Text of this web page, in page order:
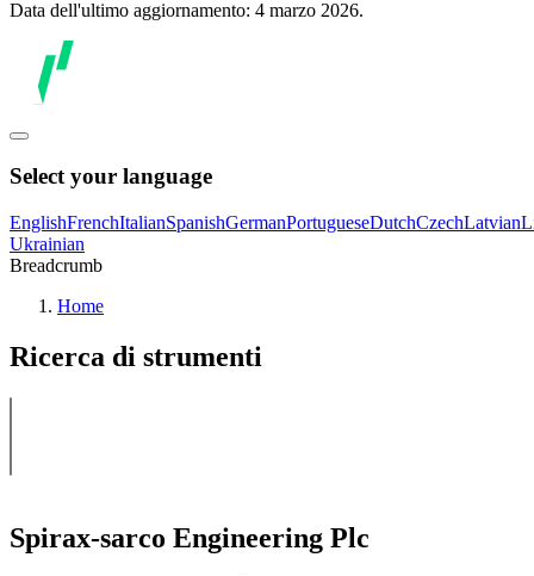
Data dell'ultimo aggiornamento: 4 marzo 2026.
Select your language
EnglishFrenchItalianSpanishGermanPortugueseDutchCzechLatvian
Ukrainian
Breadcrumb
Home
Ricerca di strumenti
Spirax-sarco Engineering Plc